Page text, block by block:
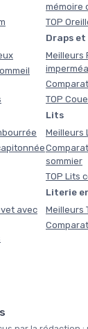
mémoire
TOP
Draps
Meilleurs
TOP
Lits
Meilleurs
sommier
TOP Lits
avec
Literie
Meilleurs